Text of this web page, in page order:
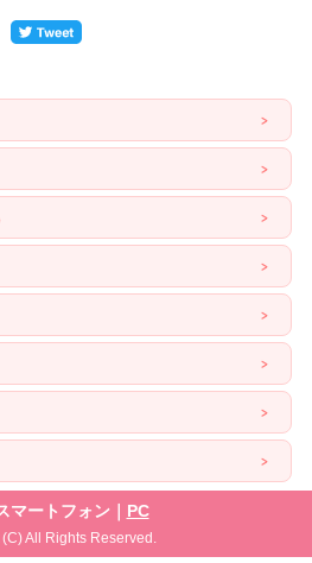
マートフォン｜ PC
All Rights Reserved.